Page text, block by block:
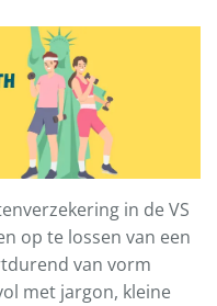
in de VS
op te lossen van een
van vorm
met jargon, kleine